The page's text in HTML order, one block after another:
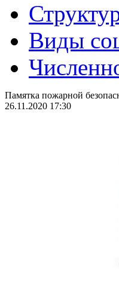
Виды
Памятка пожарной
26.11.2020 17:30